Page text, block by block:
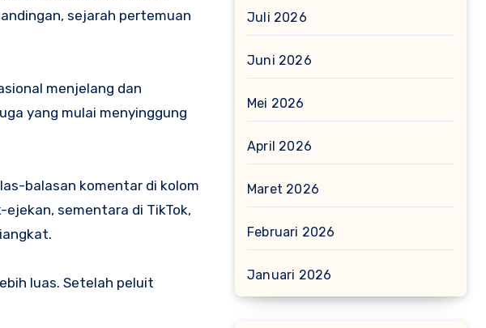
sejarah pertemuan
menjelang dan
yang mulai menyinggung
balasan komentar di kolom
sementara di TikTok,
luas. Setelah peluit
Juli 2026
Juni 2026
Mei 2026
April 2026
Maret 2026
Februari 2026
Januari 2026